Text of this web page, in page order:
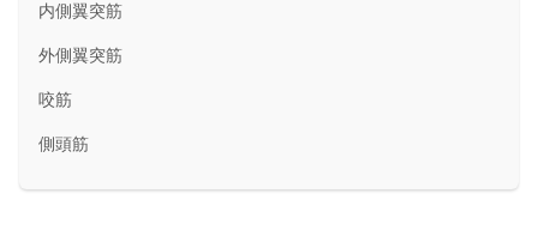
内側翼突筋
外側翼突筋
咬筋
側頭筋